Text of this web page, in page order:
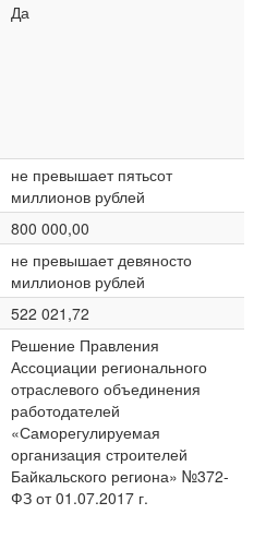
Да
не превышает пятьсот
миллионов рублей
800 000,00
не превышает девяносто
миллионов рублей
522 021,72
Решение Правления
Ассоциации регионального
отраслевого объединения
работодателей
«Саморегулируемая
организация строителей
Байкальского региона» №372-
ФЗ от 01.07.2017 г.